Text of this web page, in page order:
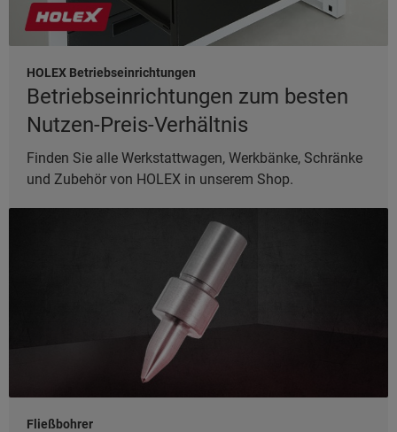
HOLEX Betriebseinrichtungen
Betriebseinrichtungen zum besten
Nutzen-Preis-Verhältnis
Finden Sie alle Werkstattwagen, Werkbänke, Schränke
und Zubehör von HOLEX in unserem Shop.
Fließbohrer